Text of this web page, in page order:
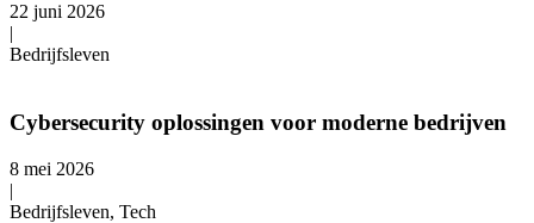
22 juni 2026
|
Bedrijfsleven
Cybersecurity oplossingen voor moderne bedrijven
8 mei 2026
|
Bedrijfsleven, Tech